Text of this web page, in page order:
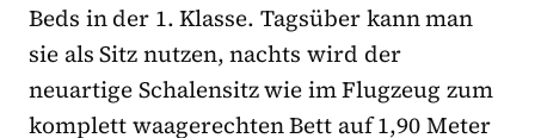
Beds in der 1. Klasse. Tagsüber kann man
sie als Sitz nutzen, nachts wird der
neuartige Schalensitz wie im Flugzeug zum
komplett waagerechten Bett auf 1,90 Meter